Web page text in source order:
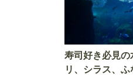
寿司好き必見
リ、シラス、